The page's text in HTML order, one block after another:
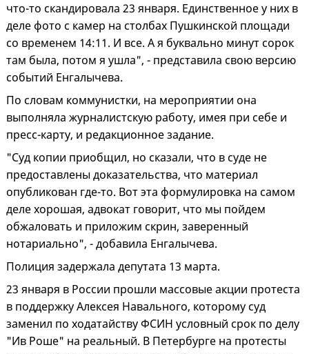
что-то скандировала 23 января. Единственное у них в
деле фото с камер на столбах Пушкинской площади
со временем 14:11. И все. А я буквально минут сорок
там была, потом я ушла", - представила свою версию
событий Енгалычева.
По словам коммунистки, на мероприятии она
выполняла журналистскую работу, имея при себе и
пресс-карту, и редакционное задание.
"Суд копии приобщил, но сказали, что в суде не
предоставлены доказательства, что материал
опубликован где-то. Вот эта формулировка на самом
деле хорошая, адвокат говорит, что мы пойдем
обжаловать и приложим скрин, заверенный
нотариально", - добавила Енгалычева.
Полиция задержала депутата 13 марта.
23 января в России прошли массовые акции протеста
в поддержку Алексея Навального, которому суд
заменил по ходатайству ФСИН условный срок по делу
"Ив Роше" на реальный. В Петербурге на протесты